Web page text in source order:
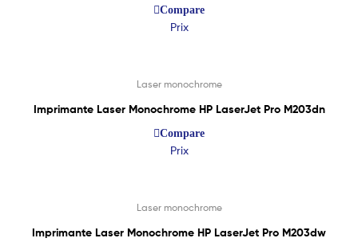
Compare
Prix
Laser monochrome
Imprimante Laser Monochrome HP LaserJet Pro M203dn
Compare
Prix
Laser monochrome
Imprimante Laser Monochrome HP LaserJet Pro M203dw